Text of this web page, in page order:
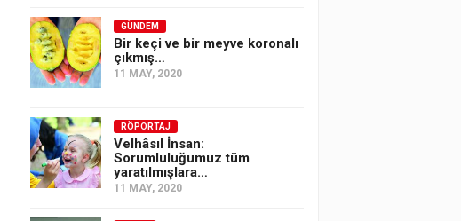
GÜNDEM
Bir keçi ve bir meyve koronalı
çıkmış…
11 MAY, 2020
RÖPORTAJ
Velhâsıl İnsan:
Sorumluluğumuz tüm
yaratılmışlara…
11 MAY, 2020